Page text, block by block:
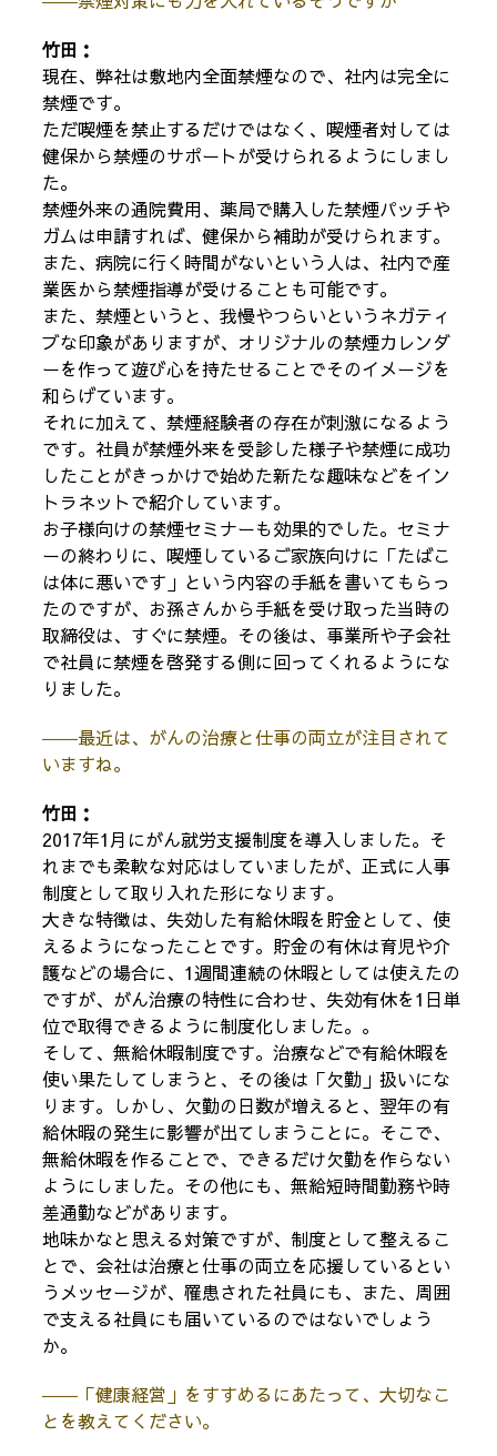
竹田：
現在、弊社は敷地内全面禁煙なので、社内は完全に
禁煙です。
ただ喫煙を禁止するだけではなく、喫煙者対しては
健保から禁煙のサポートが受けられるようにしまし
た。
禁煙外来の通院費用、薬局で購入した禁煙パッチや
ガムは申請すれば、健保から補助が受けられます。
また、病院に行く時間がないという人は、社内で産
業医から禁煙指導が受けることも可能です。
また、禁煙というと、我慢やつらいというネガティ
ブな印象がありますが、オリジナルの禁煙カレンダ
ーを作って遊び心を持たせることでそのイメージを
和らげています。
それに加えて、禁煙経験者の存在が刺激になるよう
です。社員が禁煙外来を受診した様子や禁煙に成功
したことがきっかけで始めた新たな趣味などをイン
トラネットで紹介しています。
お子様向けの禁煙セミナーも効果的でした。セミナ
ーの終わりに、喫煙しているご家族向けに「たばこ
は体に悪いです」という内容の手紙を書いてもらっ
たのですが、お孫さんから手紙を受け取った当時の
取締役は、すぐに禁煙。その後は、事業所や子会社
で社員に禁煙を啓発する側に回ってくれるようにな
りました。
――最近は、がんの治療と仕事の両立が注目されて
いますね。
竹田：
2017年1月にがん就労支援制度を導入しました。そ
れまでも柔軟な対応はしていましたが、正式に人事
制度として取り入れた形になります。
大きな特徴は、失効した有給休暇を貯金として、使
えるようになったことです。貯金の有休は育児や介
護などの場合に、1週間連続の休暇としては使えたの
ですが、がん治療の特性に合わせ、失効有休を1日単
位で取得できるように制度化しました。。
そして、無給休暇制度です。治療などで有給休暇を
使い果たしてしまうと、その後は「欠勤」扱いにな
ります。しかし、欠勤の日数が増えると、翌年の有
給休暇の発生に影響が出てしまうことに。そこで、
無給休暇を作ることで、できるだけ欠勤を作らない
ようにしました。その他にも、無給短時間勤務や時
差通勤などがあります。
地味かなと思える対策ですが、制度として整えるこ
とで、会社は治療と仕事の両立を応援しているとい
うメッセージが、罹患された社員にも、また、周囲
で支える社員にも届いているのではないでしょう
か。
――「健康経営」をすすめるにあたって、大切なこ
とを教えてください。